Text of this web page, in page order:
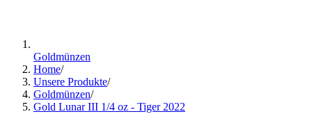
Goldmünzen
Home/
Unsere Produkte/
Goldmünzen/
Gold Lunar III 1/4 oz - Tiger 2022